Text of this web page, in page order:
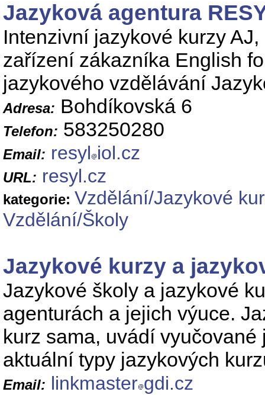
Jazyková agentura
Intenzivní jazykové kurzy
zařízení zákazníka English
jazykového vzdělávání
Adresa: Bohdíkovská 6
Telefon: 583250280
Email: resyl iol.cz
URL: resyl.cz
kategorie: Vzdělání/Jazykové
Vzdělání/Školy
Jazykové kurzy a
Jazykové školy a jazykové
agenturách a jejich výuce.
kurz sama, uvádí
aktuální typy jazykových
Email: linkmaster gdi.cz